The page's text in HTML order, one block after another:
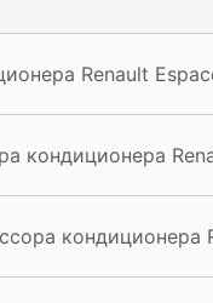
Renault
кондиционера
кондиционера